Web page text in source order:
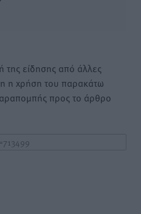
της είδησης από άλλες
η χρήση του παρακάτω
προς το άρθρο